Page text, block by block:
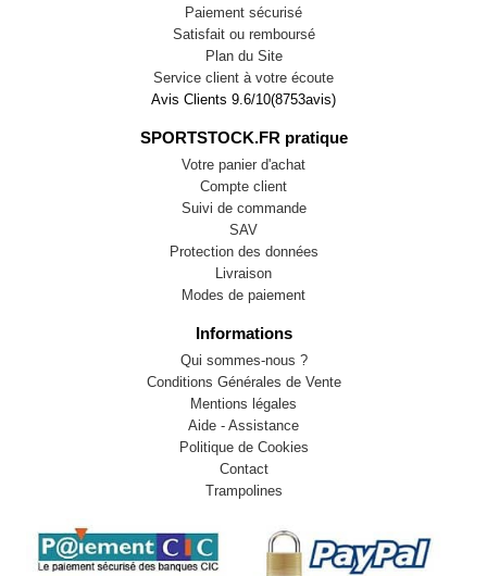
Paiement sécurisé
Satisfait ou remboursé
Plan du Site
Service client à votre écoute
Avis Clients 9.6/10(8753avis)
SPORTSTOCK.FR pratique
Votre panier d'achat
Compte client
Suivi de commande
SAV
Protection des données
Livraison
Modes de paiement
Informations
Qui sommes-nous ?
Conditions Générales de Vente
Mentions légales
Aide - Assistance
Politique de Cookies
Contact
Trampolines